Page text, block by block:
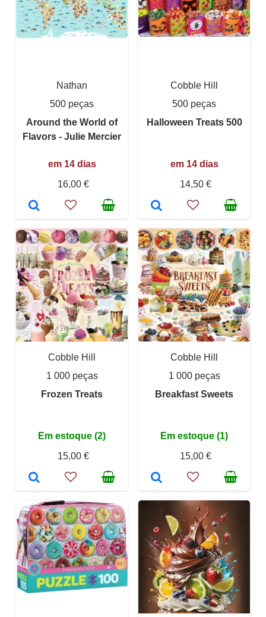
Nathan
500 peças
Around the World of
Flavors - Julie Mercier
em 14 dias
16,00 €
Cobble Hill
500 peças
Halloween Treats 500
em 14 dias
14,50 €
Cobble Hill
1 000 peças
Frozen Treats
Em estoque (2)
15,00 €
Cobble Hill
1 000 peças
Breakfast Sweets
Em estoque (1)
15,00 €